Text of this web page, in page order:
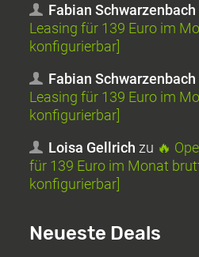
Fabian Schwarzenbach
Leasing für 139 Euro im
konfigurierbar]
Fabian Schwarzenbach
Leasing für 139 Euro im
konfigurierbar]
Loisa Gellrich zu 🔥
für 139 Euro im Monat
konfigurierbar]
Neueste Deals